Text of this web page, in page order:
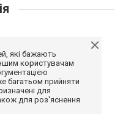
які бажають
користувачам
багатьом прийняти
для
для роз'яснення